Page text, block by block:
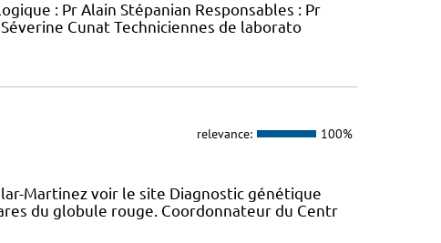
: Pr Alain Stépanian Responsables : Pr
Cunat Techniciennes de laborato
relevance: 100%
Martinez voir le site Diagnostic génétique
du globule rouge. Coordonnateur du Centr